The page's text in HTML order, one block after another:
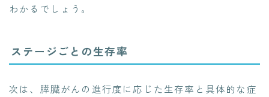
わかるでしょう。
ステージごとの生存率
次は、膵臓がんの進行度に応じた生存率と具体的な症